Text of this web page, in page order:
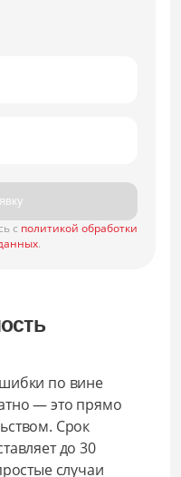
с политикой обработки
.
по вине
— это прямо
Срок
до 30
случаи